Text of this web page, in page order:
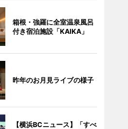
箱根・強羅に全室温泉風呂
付き宿泊施設「KAIKA」
昨年のお月見ライブの様子
【横浜BCニュース】「すべ